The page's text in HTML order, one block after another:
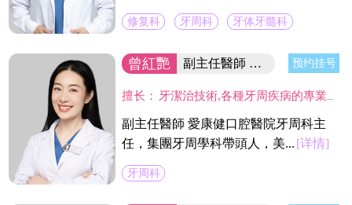
修复科 牙周科 牙体牙髓科
曾紅艷 副主任醫師 集团牙周學科帶頭人 预约挂号
擅长： 牙潔治技術,各種牙周疾病的專業治療及手術治療(翻瓣術及牙周引導骨組織再造術,龈切除術)及種植體周圍感染疾病的治療。
副主任醫師 愛康健口腔醫院牙周科主
任，集團牙周學科帶頭人，美... [详情]
牙周科